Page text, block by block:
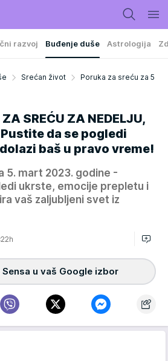
razvoj Buđenje duše Astrologija
Srećan život
Poruka za sreću za 5
SREĆU ZA NEDELJU,
da se pogledi
baš u pravo vreme!
5. mart 2023. godine -
ukrste, emocije prepletu i
vaš zaljubljeni svet iz
u vaš Google izbor